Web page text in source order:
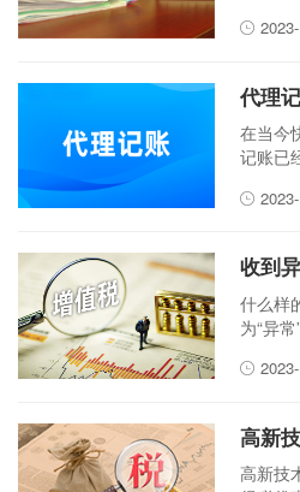
票开具
关操作
下面本
在当今
记账已
供专业
本文将
务内容
记账公
了解和
什么样
为“异
理？一
高新技